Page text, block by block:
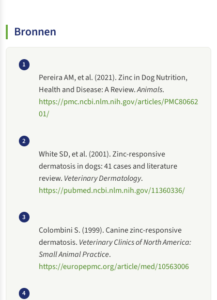
Bronnen
1
Pereira AM, et al. (2021). Zinc in Dog Nutrition,
Health and Disease: A Review.Animals.
https://pmc.ncbi.nlm.nih.gov/articles/PMC80662
01/
2
White SD, et al. (2001). Zinc-responsive
dermatosis in dogs: 41 cases and literature
review. Veterinary Dermatology.
https://pubmed.ncbi.nlm.nih.gov/11360336/
3
Colombini S. (1999). Canine zinc-responsive
dermatosis. Veterinary Clinics of North America:
Small Animal Practice.
https://europepmc.org/article/med/10563006
4